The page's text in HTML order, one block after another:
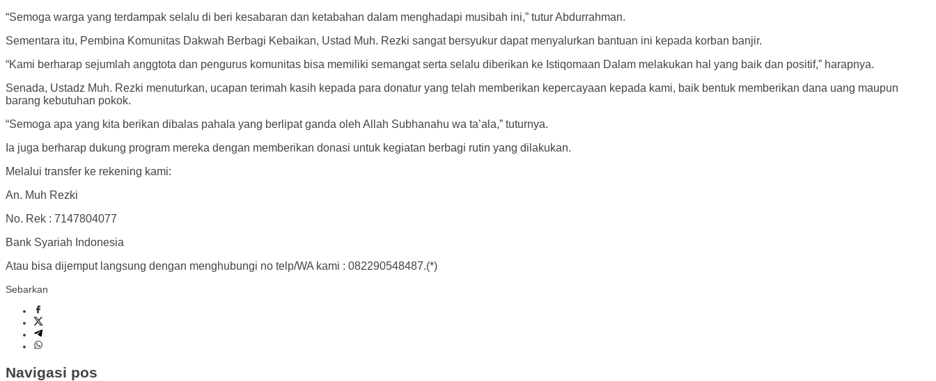
“Semoga warga yang terdampak selalu di beri kesabaran dan ketabahan dalam menghadapi musibah ini,” tutur Abdurrahman.
Sementara itu, Pembina Komunitas Dakwah Berbagi Kebaikan, Ustad Muh. Rezki sangat bersyukur dapat menyalurkan bantuan ini kepada korban banjir.
“Kami berharap sejumlah anggtota dan pengurus komunitas bisa memiliki semangat serta selalu diberikan ke Istiqomaan Dalam melakukan hal yang baik dan positif,” harapnya.
Senada, Ustadz Muh. Rezki menuturkan, ucapan terimah kasih kepada para donatur yang telah memberikan kepercayaan kepada kami, baik bentuk memberikan dana uang maupun
barang kebutuhan pokok.
“Semoga apa yang kita berikan dibalas pahala yang berlipat ganda oleh Allah Subhanahu wa ta’ala,” tuturnya.
Ia juga berharap dukung program mereka dengan memberikan donasi untuk kegiatan berbagi rutin yang dilakukan.
Melalui transfer ke rekening kami:
An. Muh Rezki
No. Rek : 7147804077
Bank Syariah Indonesia
Atau bisa dijemput langsung dengan menghubungi no telp/WA kami : 082290548487.(*)
Sebarkan
Navigasi pos